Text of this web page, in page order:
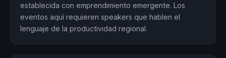
establecida con emprendimiento emergente. Los
eventos aquí requieren speakers que hablen el
lenguaje de la productividad regional.